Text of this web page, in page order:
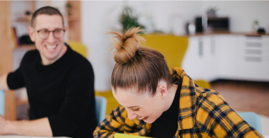
Aluno do 1.º ano, The Curve, Londres